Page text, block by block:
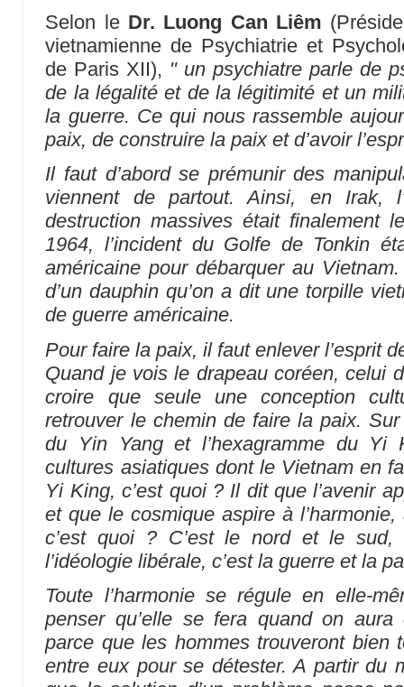
Selon le Dr. Luong Can Liêm
vietnamienne de Psychiatrie et
de Paris XII), " un psychiatre parle de
de la légalité et de la légitimité et un
la guerre. Ce qui nous rassemble
paix, de construire la paix et d’avoir
Il faut d’abord se prémunir des
viennent de partout. Ainsi, en Irak,
destruction massives était finalement
1964, l’incident du Golfe de Tonkin
américaine pour débarquer au
d’un dauphin qu’on a dit une torpille
de guerre américaine.
Pour faire la paix, il faut enlever l’esprit
Quand je vois le drapeau coréen, celui
croire que seule une conception
retrouver le chemin de faire la paix.
du Yin Yang et l’hexagramme du Yi
cultures asiatiques dont le Vietnam en
Yi King, c’est quoi ? Il dit que l’avenir
et que le cosmique aspire à
c’est quoi ? C’est le nord et le sud,
l’idéologie libérale, c’est la guerre et la
Toute l’harmonie se régule en elle-
penser qu’elle se fera quand on aura
parce que les hommes trouveront bien
entre eux pour se détester. A partir du